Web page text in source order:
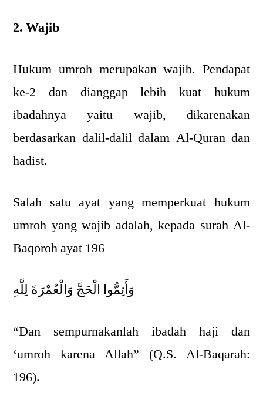
2. Wajib
Hukum umroh merupakan wajib. Pendapat
ke-2 dan dianggap lebih kuat hukum
ibadahnya yaitu wajib, dikarenakan
berdasarkan dalil-dalil dalam Al-Quran dan
hadist.
Salah satu ayat yang memperkuat hukum
umroh yang wajib adalah, kepada surah Al-
Baqoroh ayat 196
وَأَتِمُّوا الْحَجَّ وَالْعُمْرَةَ لِلَّهِ
“Dan sempurnakanlah ibadah haji dan
‘umroh karena Allah” (Q.S. Al-Baqarah:
196).